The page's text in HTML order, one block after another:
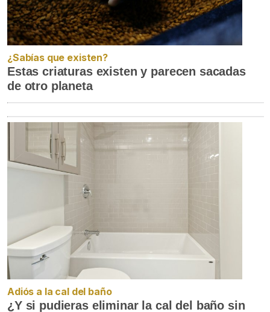
¿Sabías que existen?
Estas criaturas existen y parecen sacadas
de otro planeta
Adiós a la cal del baño
¿Y si pudieras eliminar la cal del baño sin